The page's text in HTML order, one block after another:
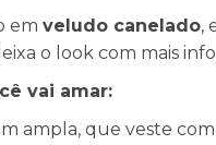
em veludo canelado,
o look com mais
vai amar:
ampla, que veste